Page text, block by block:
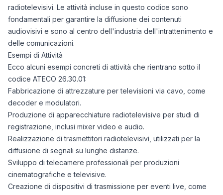
radiotelevisivi. Le attività incluse in questo codice sono
fondamentali per garantire la diffusione dei contenuti
audiovisivi e sono al centro dell'industria dell'intrattenimento e
delle comunicazioni.
Esempi di Attività
Ecco alcuni esempi concreti di attività che rientrano sotto il
codice ATECO 26.30.01:
Fabbricazione di attrezzature per televisioni via cavo, come
decoder e modulatori.
Produzione di apparecchiature radiotelevisive per studi di
registrazione, inclusi mixer video e audio.
Realizzazione di trasmettitori radiotelevisivi, utilizzati per la
diffusione di segnali su lunghe distanze.
Sviluppo di telecamere professionali per produzioni
cinematografiche e televisive.
Creazione di dispositivi di trasmissione per eventi live, come